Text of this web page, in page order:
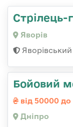
Яворів
Бойовий
від 50000
Дніпро